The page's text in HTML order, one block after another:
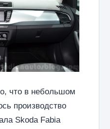
что в небольшом
производство
Skoda Fabia